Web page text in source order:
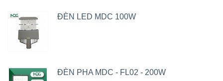
ĐÈN LED MDC 100W
ĐÈN PHA MDC - FL02 - 200W